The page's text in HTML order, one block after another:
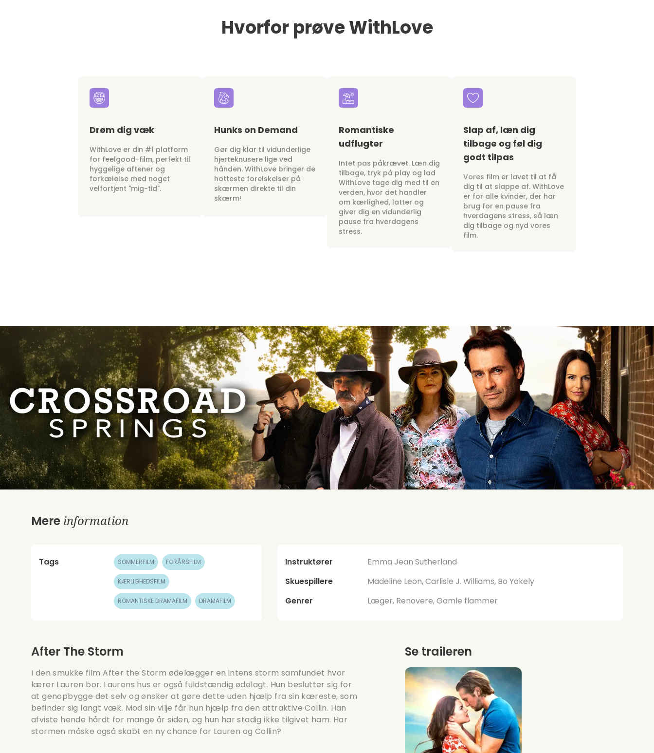
Hvorfor prøve WithLove
Drøm dig væk
WithLove er din #1 platform
for feelgood-film, perfekt til
hyggelige aftener og
forkælelse med noget
velfortjent "mig-tid".
Hunks on Demand
Gør dig klar til vidunderlige
hjerteknusere lige ved
hånden. WithLove bringer de
hotteste forelskelser på
skærmen direkte til din
skærm!
Romantiske
udflugter
Intet pas påkrævet. Læn dig
tilbage, tryk på play og lad
WithLove tage dig med til en
verden, hvor det handler
om kærlighed, latter og
giver dig en vidunderlig
pause fra hverdagens
stress.
Slap af, læn dig
tilbage og føl dig
godt tilpas
Vores film er lavet til at få
dig til at slappe af. WithLove
er for alle kvinder, der har
brug for en pause fra
hverdagens stress, så læn
dig tilbage og nyd vores
film.
Mere information
Tags SOMMERFILM FORÅRSFILM
KÆRLIGHEDSFILM
ROMANTISKE DRAMAFILM DRAMAFILM
Instruktører
Emma Jean Sutherland
Skuespillere
Madeline Leon, Carlisle J. Williams, Bo Yokely
Genrer
Læger, Renovere, Gamle flammer
After The Storm
I den smukke film After the Storm ødelægger en intens storm samfundet hvor
lærer Lauren bor. Laurens hus er også fuldstændig ødelagt. Hun beslutter sig for
at genopbygge det selv og ønsker at gøre dette uden hjælp fra sin kæreste, som
befinder sig langt væk. Mod sin vilje får hun hjælp fra den attraktive Collin. Han
afviste hende hårdt for mange år siden, og hun har stadig ikke tilgivet ham. Har
stormen måske også skabt en ny chance for Lauren og Collin?
Se traileren